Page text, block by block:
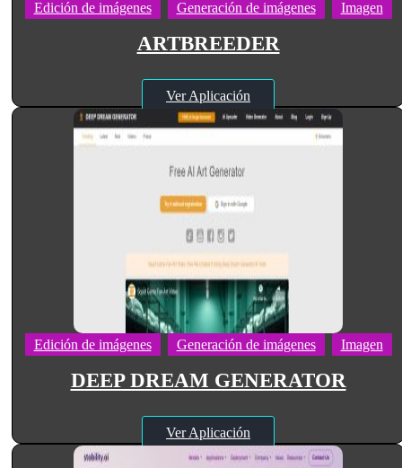
Edición de imágenes Generación de imágenes Imagen
ARTBREEDER
Ver Aplicación
Edición de imágenes Generación de imágenes Imagen
DEEP DREAM GENERATOR
Ver Aplicación